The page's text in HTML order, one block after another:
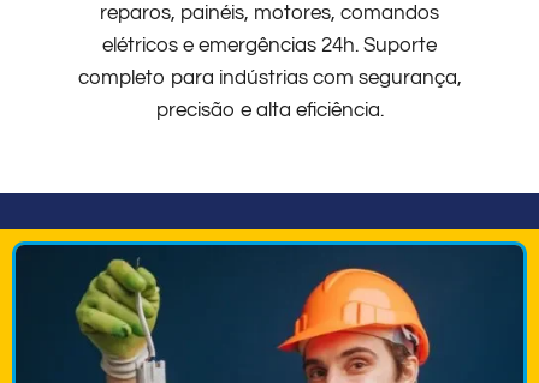
reparos, painéis, motores, comandos
elétricos e emergências 24h. Suporte
completo para indústrias com segurança,
precisão e alta eficiência.